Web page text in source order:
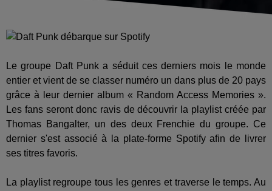
Le groupe Daft Punk a séduit ces derniers mois le monde
entier et vient de se classer numéro un dans plus de 20 pays
grâce à leur dernier album « Random Access Memories ».
Les fans seront donc ravis de découvrir la playlist créée par
Thomas Bangalter, un des deux Frenchie du groupe. Ce
dernier s'est associé à la plate-forme Spotify afin de livrer
ses titres favoris.
La playlist regroupe tous les genres et traverse le temps. Au